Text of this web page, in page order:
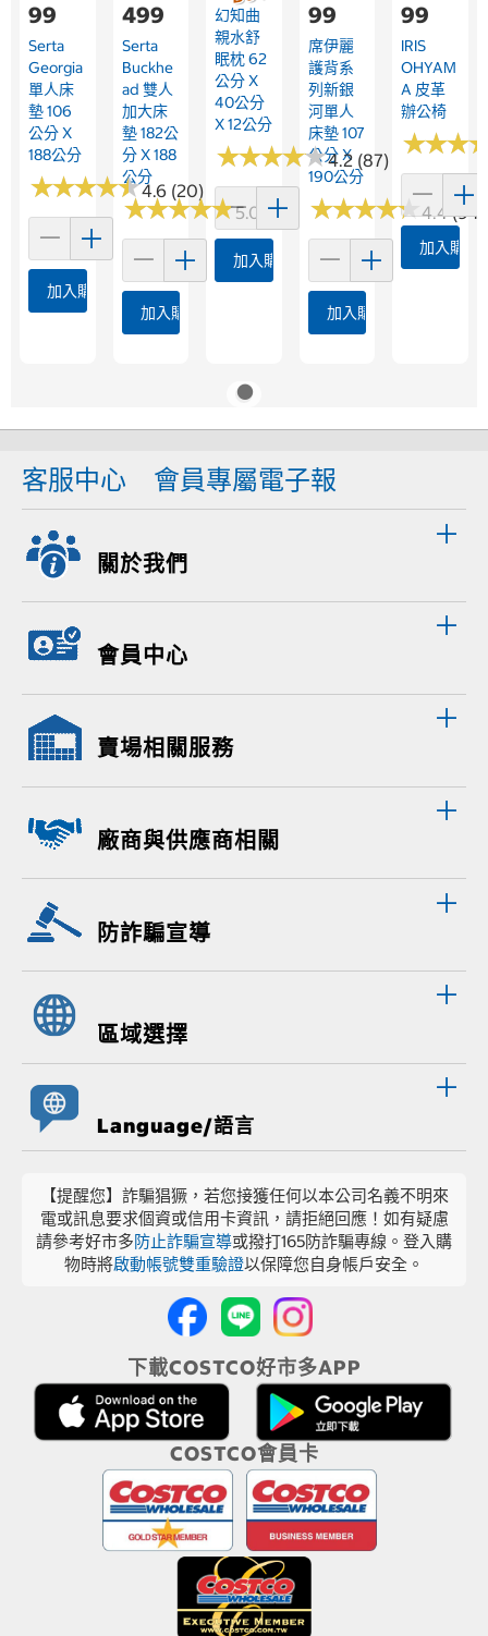
99
Serta
Georgia
單人床
墊 106
公分 X
188公分
★★★★★
★★★★★4.6 (20)
加入購物車
499
Serta
Buckhe
Ad 雙人
加大床
墊 182公
分 X 188
公分
★★★★★
★★★★★5.0 (2)
加入購物車
幻知曲
親水舒
眠枕 62
公分 X
40公分
X 12公分
★★★★★
★★★★★4.2 (87)
加入購物車
99
席伊麗
護背系
列新銀
河單人
床墊 107
公分 X
190公分
★★★★★
★★★★★4.4 (94)
加入購物車
99
IRIS
OHYAM
A 皮革
辦公椅
★★★
★★★
加入購物
客服中心 會員專屬電子報
關於我們
會員中心
賣場相關服務
廠商與供應商相關
防詐騙宣導
區域選擇
Language/語言
【提醒您】詐騙猖獗，若您接獲任何以本公司名義不明來
電或訊息要求個資或信用卡資訊，請拒絕回應！如有疑慮
請參考好市多防止詐騙宣導或撥打165防詐騙專線。登入購
物時將啟動帳號雙重驗證以保障您自身帳戶安全。
下載COSTCO好市多APP
COSTCO會員卡